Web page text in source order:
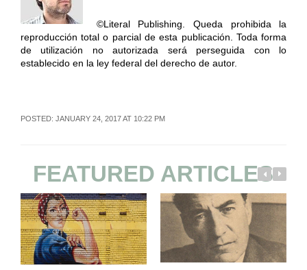
©Literal Publishing. Queda prohibida la
reproducción total o parcial de esta publicación. Toda forma
de utilización no autorizada será perseguida con lo
establecido en la ley federal del derecho de autor.
POSTED: JANUARY 24, 2017 AT 10:22 PM
FEATURED ARTICLES